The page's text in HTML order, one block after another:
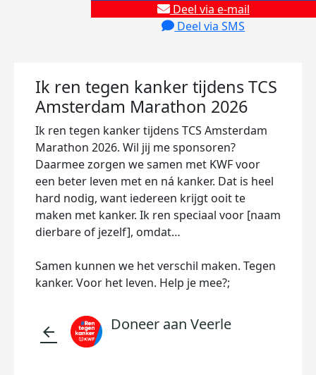
Deel via e-mail
Deel via SMS
Ik ren tegen kanker tijdens TCS
Amsterdam Marathon 2026
Ik ren tegen kanker tijdens TCS Amsterdam
Marathon 2026. Wil jij me sponsoren?
Daarmee zorgen we samen met KWF voor
een beter leven met en ná kanker. Dat is heel
hard nodig, want iedereen krijgt ooit te
maken met kanker. Ik ren speciaal voor [naam
dierbare of jezelf], omdat…
Samen kunnen we het verschil maken. Tegen
kanker. Voor het leven. Help je mee?;
arrow_back Doneer aan Veerle